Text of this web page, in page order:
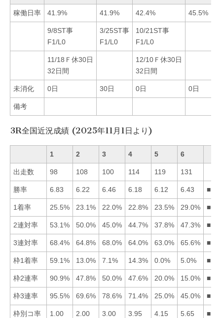
稼働日率 41.9% 41.9% 42.4% 45.5%
9/8ST事
F1/L0
3/25ST事
F1/L0
10/21ST事
F1/L0
11/18Ｆ休30日
32日間
12/10Ｆ休30日
32日間
未消化 0日 30日 0日 0日
備考
3R全国近況成績 (2025年11月1日より)
1 2 3 4 5 6
出走数 98 108 100 114 119 131
勝率 6.83 6.22 6.46 6.18 6.12 6.43
1着率 25.5% 23.1% 22.0% 22.8% 23.5% 29.0%
2連対率 53.1% 50.0% 45.0% 44.7% 37.8% 47.3%
3連対率 68.4% 64.8% 68.0% 64.0% 63.0% 65.6%
枠1着率 59.1% 13.0% 7.1% 14.3% 0.0% 5.0%
枠2連率 90.9% 47.8% 50.0% 47.6% 20.0% 15.0%
枠3連率 95.5% 69.6% 78.6% 71.4% 25.0% 45.0%
枠別コ率 1.00 2.00 3.00 3.95 4.15 5.65